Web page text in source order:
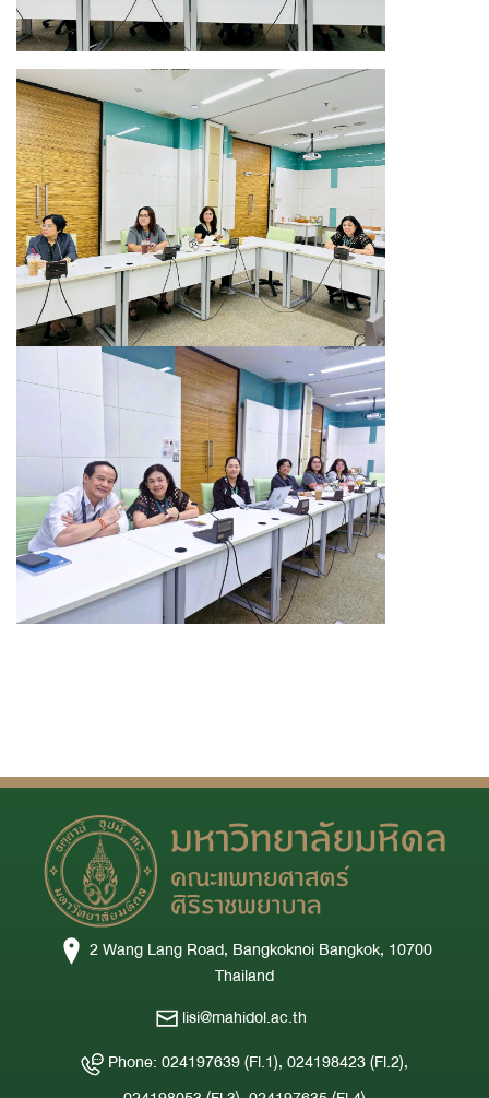
2 Wang Lang Road, Bangkoknoi Bangkok, 10700
Thailand
lisi@mahidol.ac.th
Phone: 024197639 (Fl.1), 024198423 (Fl.2),